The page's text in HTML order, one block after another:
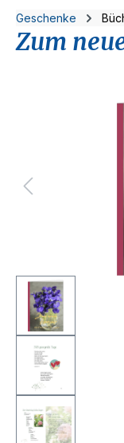
Geschenke
Zum
Bildergalerie